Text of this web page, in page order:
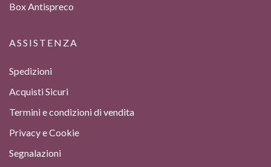
Box Antispreco
ASSISTENZA
Spedizioni
Acquisti Sicuri
Termini e condizioni di vendita
Privacy e Cookie
Segnalazioni